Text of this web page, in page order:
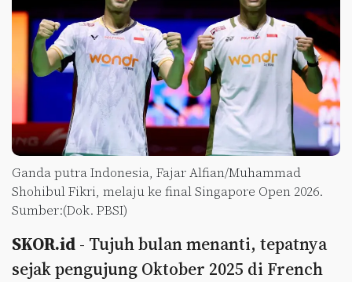
Ganda putra Indonesia, Fajar Alfian/Muhammad
Shohibul Fikri, melaju ke final Singapore Open 2026.
Sumber:(Dok. PBSI)
SKOR.id - Tujuh bulan menanti, tepatnya
sejak pengujung Oktober 2025 di French